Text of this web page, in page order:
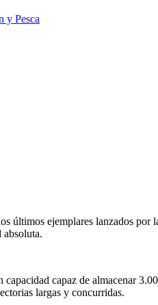
y Pesca
últimos ejemplares lanzados
capacidad capaz de almacenar
largas y concurridas.